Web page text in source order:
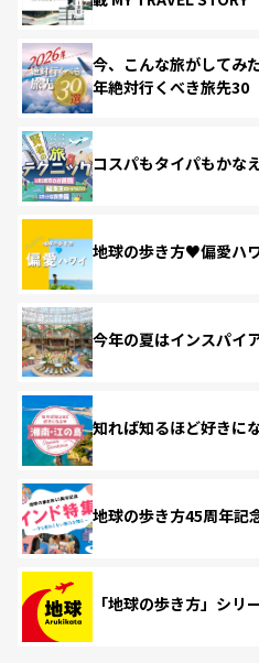
今、こんな旅がしてみ
年絶対行くべき旅先30
コスパもタイパもかな
地球の歩き方♥偏愛ハ
今年の夏はインスパイ
知れば知るほど好きに
地球の歩き方45周年記
「地球の歩き方」シリ